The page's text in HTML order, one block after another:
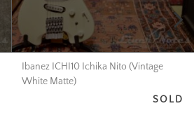
Ibanez ICHI10 Ichika Nito (Vintage
White Matte)
SOLD